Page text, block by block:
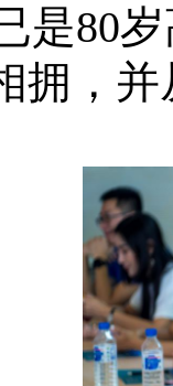
是80
拥，